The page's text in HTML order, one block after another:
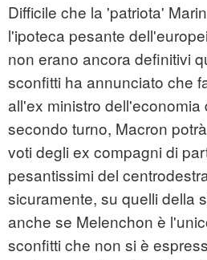
Difficile che la 'patriota'
l'ipoteca pesante
non erano ancora definitivi
sconfitti ha annunciato che
all'ex ministro dell'economia
secondo turno, Macron
voti degli ex compagni di
pesantissimi del
sicuramente, su quelli della
anche se Melenchon è
sconfitti che non si è